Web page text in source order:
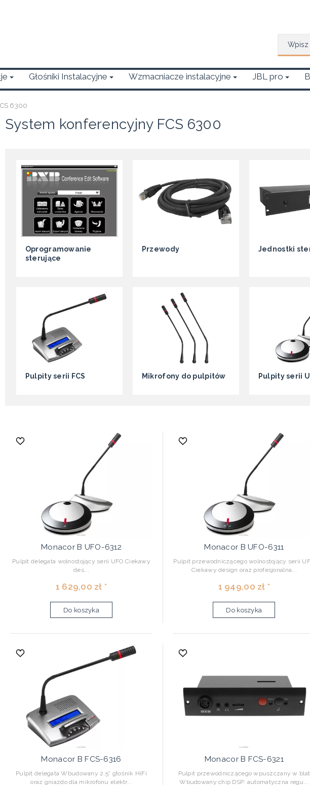
Głośniki Instalacyjne Wzmacniacze instalacyjne JBL pro
6300
System konferencyjny FCS 6300
Oprogramowanie
sterujące
Przewody Jednostki
Pulpity serii FCS Mikrofony do pulpitów Pulpity serii
Monacor B UFO-6312
Pulpit delegata wolnostojący serii UFO Ciekawy
des...
1 629,00 zł *
Do koszyka
Monacor B UFO-6311
Pulpit przewodniczącego wolnostojący serii
Ciekawy design oraz profesjonalna...
1 949,00 zł *
Do koszyka
Monacor B FCS-6316
Pulpit delegata Wbudowany 2.5” głośnik HiFi
oraz gniazdo dla mikrofonu elektr...
Monacor B FCS-6321
Pulpit przewodniczącego wpuszczany w blat
Wbudowany chip DSP: automatyczna regu...